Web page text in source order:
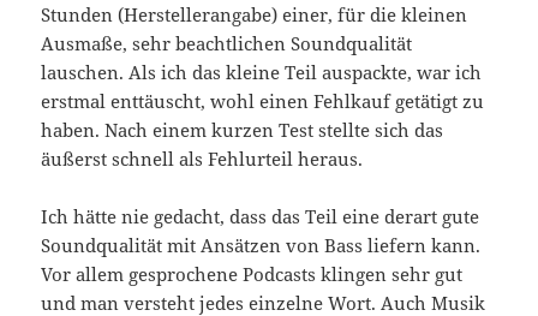
Stunden (Herstellerangabe) einer, für die kleinen
Ausmaße, sehr beachtlichen Soundqualität
lauschen. Als ich das kleine Teil auspackte, war ich
erstmal enttäuscht, wohl einen Fehlkauf getätigt zu
haben. Nach einem kurzen Test stellte sich das
äußerst schnell als Fehlurteil heraus.
Ich hätte nie gedacht, dass das Teil eine derart gute
Soundqualität mit Ansätzen von Bass liefern kann.
Vor allem gesprochene Podcasts klingen sehr gut
und man versteht jedes einzelne Wort. Auch Musik